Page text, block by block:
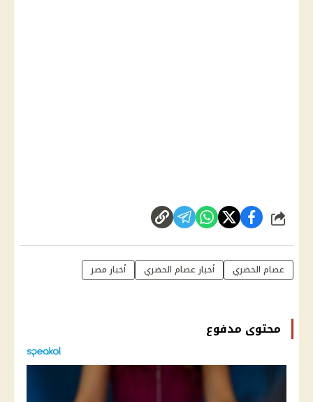
شارك
عصام الحضري أخبار عصام الحضري أخبار مصر
محتوى مدفوع